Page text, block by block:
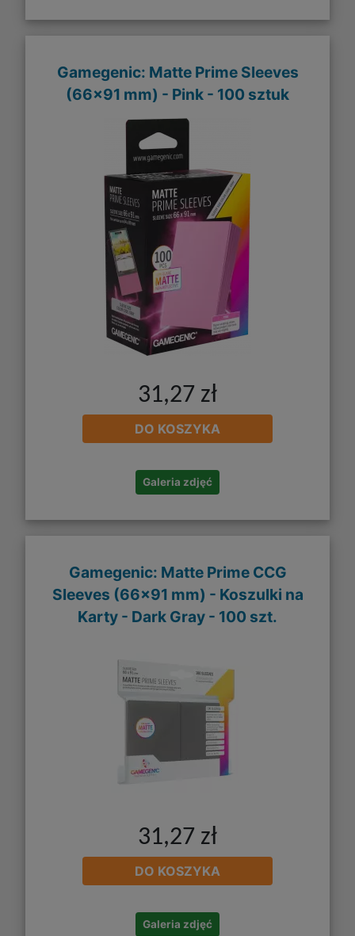
Gamegenic: Matte Prime Sleeves
(66x91 mm) - Pink - 100 sztuk
31,27 zł
DO KOSZYKA
Galeria zdjęć
Gamegenic: Matte Prime CCG
Sleeves (66x91 mm) - Koszulki na
Karty - Dark Gray - 100 szt.
31,27 zł
DO KOSZYKA
Galeria zdjęć